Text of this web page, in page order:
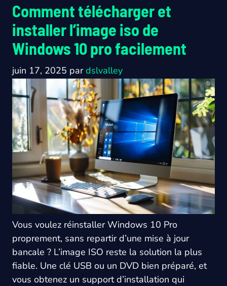
Comment télécharger et
installer l’image iso de
Windows 10 pro facilement
juin 17, 2025 pardslvalley
Vous voulez réinstaller Windows 10 Pro
proprement, sans repartir d’une mise à jour
bancale ? L’image ISO reste la solution la plus
fiable. Une clé USB ou un DVD bien préparé, et
vous obtenez un support d’installation qui